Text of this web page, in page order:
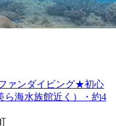
ァンダイビング★初心
ら海水族館近く）・約4